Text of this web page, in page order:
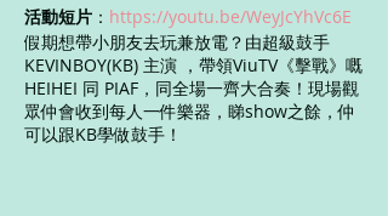
活動短片 ： https://youtu.be/WeyJcYhVc6E
假期想帶小朋友去玩兼放電？由超級鼓手
KEVINBOY(KB) 主演 ，帶領ViuTV《擊戰》嘅
HEIHEI 同 PIAF，同全場一齊大合奏！現場觀
眾仲會收到每人一件樂器，睇show之餘，仲
可以跟KB學做鼓手！